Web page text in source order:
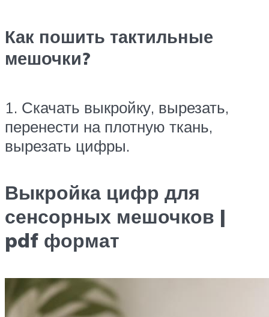
Как пошить тактильные
мешочки?
1. Скачать выкройку, вырезать,
перенести на плотную ткань,
вырезать цифры.
Выкройка цифр для
сенсорных мешочков |
pdf формат